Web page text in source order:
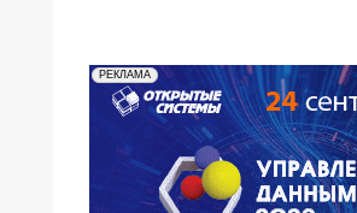
РЕКЛАМА